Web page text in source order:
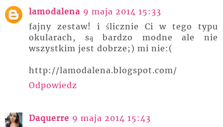
lamodalena 9 maja 2014 15:33
fajny zestaw! i ślicznie Ci w tego typu
okularach, są bardzo modne ale nie
wszystkim jest dobrze;) mi nie:(
http://lamodalena.blogspot.com/
Odpowiedz
Daquerre 9 maja 2014 15:43